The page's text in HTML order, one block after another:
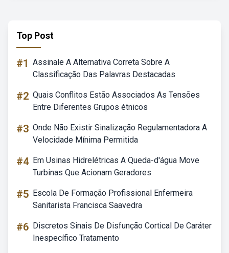
Top Post
#1 Assinale A Alternativa Correta Sobre A
Classificação Das Palavras Destacadas
#2 Quais Conflitos Estão Associados As Tensões
Entre Diferentes Grupos étnicos
#3 Onde Não Existir Sinalização Regulamentadora A
Velocidade Mínima Permitida
#4 Em Usinas Hidrelétricas A Queda-d'água Move
Turbinas Que Acionam Geradores
#5 Escola De Formação Profissional Enfermeira
Sanitarista Francisca Saavedra
#6 Discretos Sinais De Disfunção Cortical De Caráter
Inespecífico Tratamento